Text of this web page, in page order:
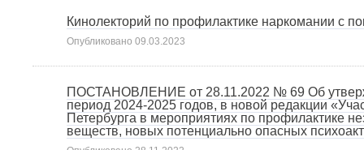
Кинолекторий по профилактике наркомании с
Опубликовано 09.03.2023
ПОСТАНОВЛЕНИЕ от 28.11.2022 № 69 Об
период 2024-2025 годов, в новой редакции
Петербурга в мероприятиях по профилактике
веществ, новых потенциально опасных